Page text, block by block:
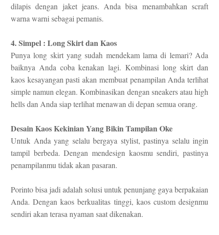
dilapis dengan jaket jeans. Anda bisa menambahkan scraft
warna warni sebagai pemanis.
4. Simpel : Long Skirt dan Kaos
Punya long skirt yang sudah mendekam lama di lemari? Ada
baiknya Anda coba kenakan lagi. Kombinasi long skirt dan
kaos kesayangan pasti akan membuat penampilan Anda terlihat
simple namun elegan. Kombinasikan dengan sneakers atau high
hells dan Anda siap terlihat menawan di depan semua orang.
Desain Kaos Kekinian Yang Bikin Tampilan Oke
Untuk Anda yang selalu bergaya stylist, pastinya selalu ingin
tampil berbeda. Dengan mendesign kaosmu sendiri, pastinya
penampilanmu tidak akan pasaran.
Porinto bisa jadi adalah solusi untuk penunjang gaya berpakaian
Anda. Dengan kaos berkualitas tinggi, kaos custom designmu
sendiri akan terasa nyaman saat dikenakan.